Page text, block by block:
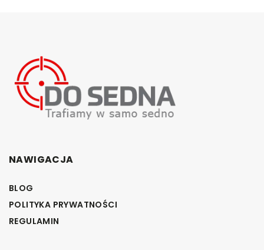
NAWIGACJA
BLOG
POLITYKA PRYWATNOŚCI
REGULAMIN